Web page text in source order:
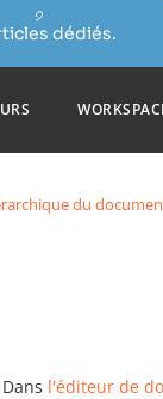
dédiés.
du
l'éditeur de